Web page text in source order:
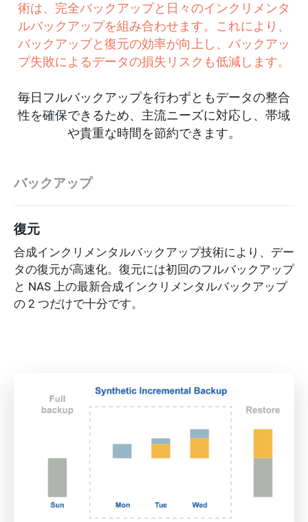
術は、完全バックアップと日々のインクリメンタ
ルバックアップを組み合わせます。これにより、
バックアップと復元の効率が向上し、バックアッ
プ失敗によるデータの損失リスクも低減します。
毎日フルバックアップを行わずともデータの整合
性を確保できるため、主流ニーズに対応し、帯域
や貴重な時間を節約できます。
バックアップ
復元
合成インクリメンタルバックアップ技術により、デー
タの復元が高速化。復元には初回のフルバックアップ
と NAS 上の最新合成インクリメンタルバックアップ
の 2 つだけで十分です。